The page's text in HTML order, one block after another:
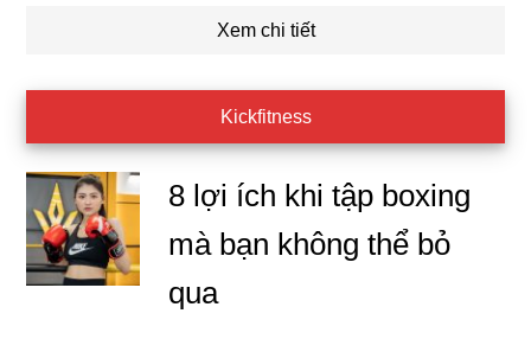
Xem chi tiết
Kickfitness
8 lợi ích khi tập boxing
mà bạn không thể bỏ
qua